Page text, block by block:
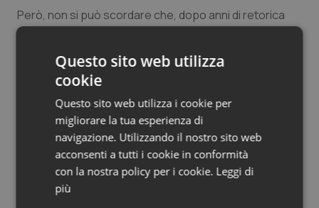
Però, non si può scordare che, dopo anni di retorica
del “risparmio” nei campi della sanità e del welfare nei
nei fatti una mera e generica decurtazione, anche
quello delle risorse è un problema importante e lo
scontiamo quotidianamente
sulla nostra pelle e su quella dei pazienti e delle
famiglie, perché è chiaro che non si possono
celebrare, proverbialmente, le nozze offrendo fichi
secchi. E non c’è dubbio che il lavoro di salute mentale,
se lo si vuole fatto bene, ha i costi di un banchetto di
Questo sito web utilizza
cookie
Questo sito web utilizza i cookie per
migliorare la tua esperienza di
navigazione. Utilizzando il nostro sito web
acconsenti a tutti i cookie in conformità
con la nostra policy per i cookie. Leggi di
più